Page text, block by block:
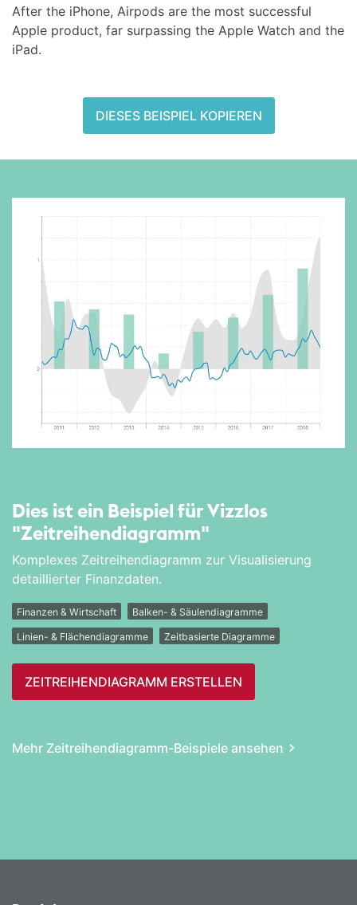
After the iPhone, Airpods are the most successful
Apple product, far surpassing the Apple Watch and the
iPad.
DIESES BEISPIEL KOPIEREN
Dies ist ein Beispiel für Vizzlos
"Zeitreihen­diagramm"
Komplexes Zeitreihendiagramm zur Visualisierung
detaillierter Finanzdaten.
Finanzen & Wirtschaft Balken- & Säulendiagramme
Linien- & Flächendiagramme Zeitbasierte Diagramme
ZEITREIHEN­DIAGRAMM ERSTELLEN
Mehr Zeitreihen­diagramm-Beispiele ansehen